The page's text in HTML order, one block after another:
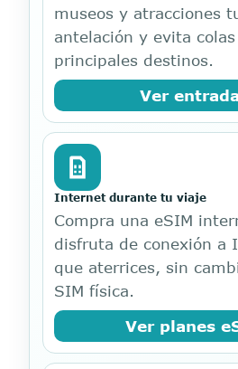
museos y atracciones
antelación y evita
principales destinos.
Ver
Internet durante tu viaje
Compra una eSIM
disfruta de conexión a
que aterrices, sin
SIM física.
Ver planes